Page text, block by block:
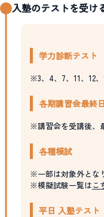
入塾のテストを受け
学力診断テスト
※3、4、7、11、12
各期講習会最終
※講習会を受講後、
各種模試
※一部は対象外とな
※模擬試験一覧はこ
平日 入塾テスト